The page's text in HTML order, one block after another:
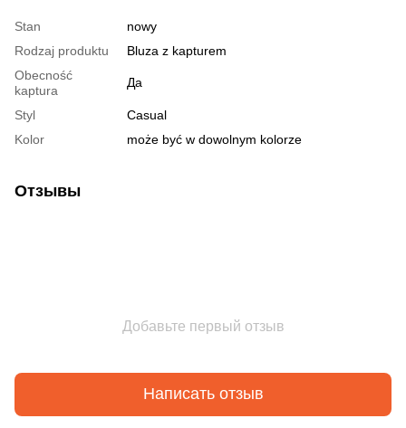
Stan
nowy
Rodzaj produktu
Bluza z kapturem
Obecność
kaptura
Да
Styl
Casual
Kolor
może być w dowolnym kolorze
Отзывы
Добавьте первый отзыв
Написать отзыв